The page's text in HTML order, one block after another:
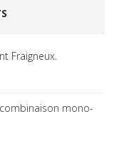
Fraigneux.
mono-